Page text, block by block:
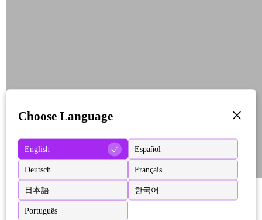
Choose Language
English Español
Deutsch Français
日本語 한국어
Português